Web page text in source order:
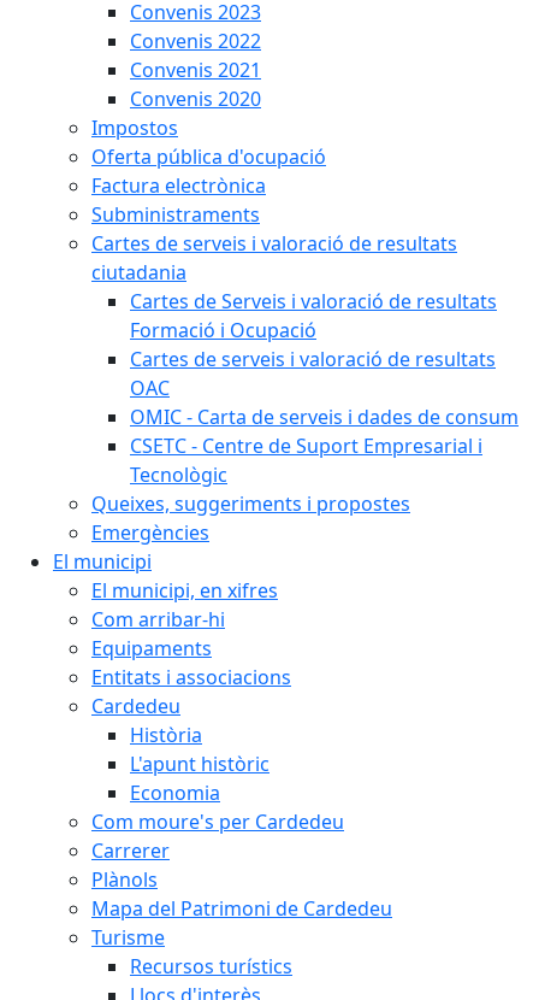
Convenis 2023
Convenis 2022
Convenis 2021
Convenis 2020
Impostos
Oferta pública d'ocupació
Factura electrònica
Subministraments
Cartes de serveis i valoració de resultats
ciutadania
Cartes de Serveis i valoració de resultats
Formació i Ocupació
Cartes de serveis i valoració de resultats
OAC
OMIC - Carta de serveis i dades de consum
CSETC - Centre de Suport Empresarial i
Tecnològic
Queixes, suggeriments i propostes
Emergències
El municipi
El municipi, en xifres
Com arribar-hi
Equipaments
Entitats i associacions
Cardedeu
Història
L'apunt històric
Economia
Com moure's per Cardedeu
Carrerer
Plànols
Mapa del Patrimoni de Cardedeu
Turisme
Recursos turístics